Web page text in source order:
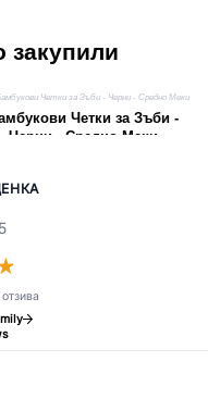
закупили
Четки за Зъби -
Черни - Средно Меки